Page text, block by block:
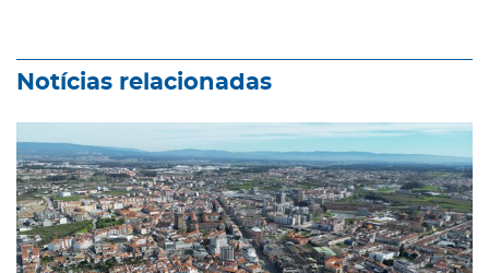
Notícias relacionadas